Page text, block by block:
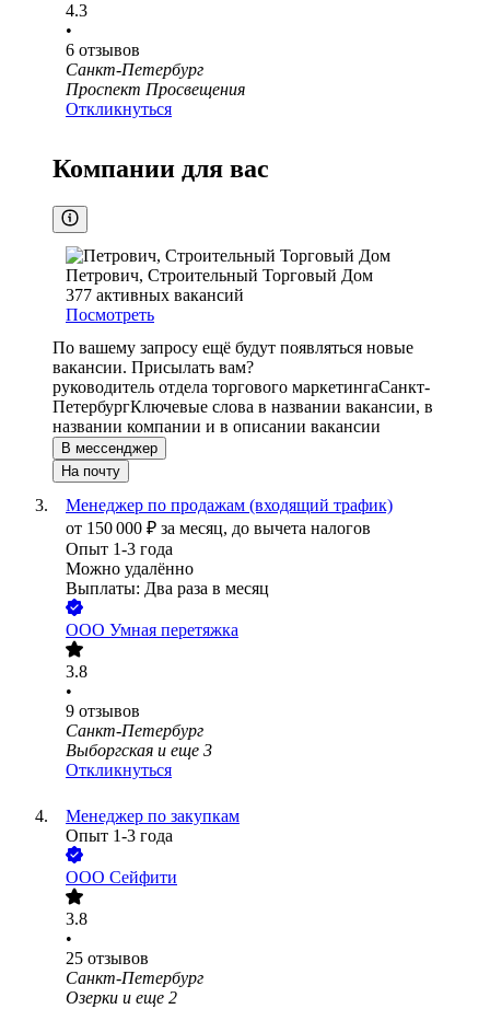
4.3
•
6 отзывов
Санкт-Петербург
Проспект Просвещения
Откликнуться
Компании для вас
Петрович, Строительный Торговый Дом
377 активных вакансий
Посмотреть
По вашему запросу ещё будут появляться новые
вакансии. Присылать вам?
руководитель отдела торгового маркетингаСанкт-
ПетербургКлючевые слова в названии вакансии, в
названии компании и в описании вакансии
В мессенджер
На почту
Менеджер по продажам (входящий трафик)
от 150 000 ₽ за месяц, до вычета налогов
Опыт 1-3 года
Можно удалённо
Выплаты: Два раза в месяц
ООО Умная перетяжка
3.8
•
9 отзывов
Санкт-Петербург
Выборгская и еще 3
Откликнуться
Менеджер по закупкам
Опыт 1-3 года
ООО Сейфити
3.8
•
25 отзывов
Санкт-Петербург
Озерки и еще 2